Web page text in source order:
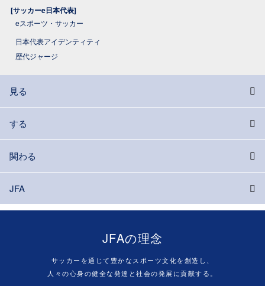
[サッカーe日本代表]
eスポーツ・サッカー
日本代表アイデンティティ
歴代ジャージ
見る
する
関わる
JFA
JFAの理念
サッカーを通じて豊かなスポーツ文化を創造し、
人々の心身の健全な発達と社会の発展に貢献する。